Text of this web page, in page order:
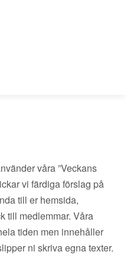
våra ”Veckans
vi färdiga förslag på
till er hemsida,
till medlemmar. Våra
tiden men innehåller
ni skriva egna texter.